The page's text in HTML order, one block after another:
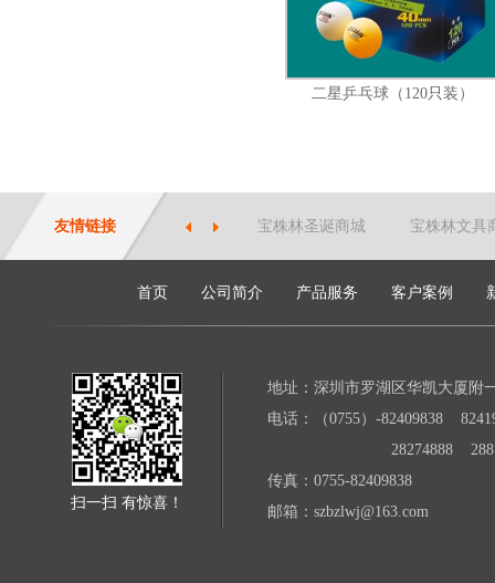
二星乒乓球（120只装）
友情链接 宝株林圣诞商城 宝株林文具
首页 公司简介 产品服务 客户案例
扫一扫 有惊喜！
地址：深圳市罗湖区华凯大厦附
电话：（0755）-82409838
28274888
传真：0755-82409838
邮箱：szbzlwj@163.com